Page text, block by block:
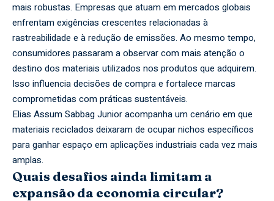
mais robustas. Empresas que atuam em mercados globais
enfrentam exigências crescentes relacionadas à
rastreabilidade e à redução de emissões. Ao mesmo tempo,
consumidores passaram a observar com mais atenção o
destino dos materiais utilizados nos produtos que adquirem.
Isso influencia decisões de compra e fortalece marcas
comprometidas com práticas sustentáveis.
Elias Assum Sabbag Junior acompanha um cenário em que
materiais reciclados deixaram de ocupar nichos específicos
para ganhar espaço em aplicações industriais cada vez mais
amplas.
Quais desafios ainda limitam a
expansão da economia circular?